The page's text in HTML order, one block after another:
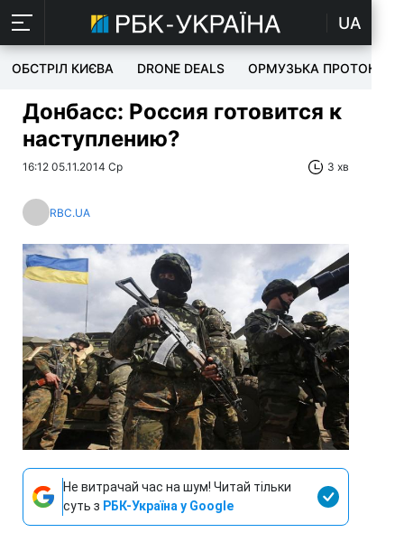
UA
ОБСТРІЛ КИЄВА DRONE DEALS ОРМУЗЬКА ПРОТОКА
Донбасс: Россия готовится к
наступлению?
16:12 05.11.2014 Ср 3 хв
RBC.UA
Не витрачай час на шум! Читай тільки
суть з РБК-Україна у Google